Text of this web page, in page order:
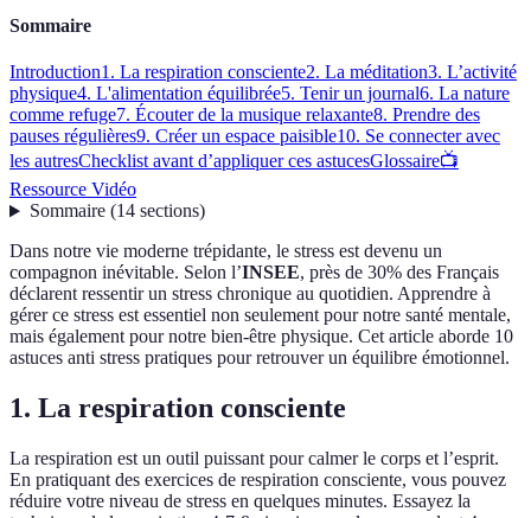
Sommaire
Introduction1. La respiration consciente2. La méditation3. L’activité
physique4. L'alimentation équilibrée5. Tenir un journal6. La nature
comme refuge7. Écouter de la musique relaxante8. Prendre des
pauses régulières9. Créer un espace paisible10. Se connecter avec
les autresChecklist avant d’appliquer ces astucesGlossaire📺
Ressource Vidéo
Sommaire(14 sections)
Dans notre vie moderne trépidante, le stress est devenu un
compagnon inévitable. Selon l’INSEE, près de 30% des Français
déclarent ressentir un stress chronique au quotidien. Apprendre à
gérer ce stress est essentiel non seulement pour notre santé mentale,
mais également pour notre bien-être physique. Cet article aborde 10
astuces anti stress pratiques pour retrouver un équilibre émotionnel.
1. La respiration consciente
La respiration est un outil puissant pour calmer le corps et l’esprit.
En pratiquant des exercices de respiration consciente, vous pouvez
réduire votre niveau de stress en quelques minutes. Essayez la